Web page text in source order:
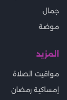
جمال
موضة
المزيد
مواقيت الصلاة
إمساكية رمضان